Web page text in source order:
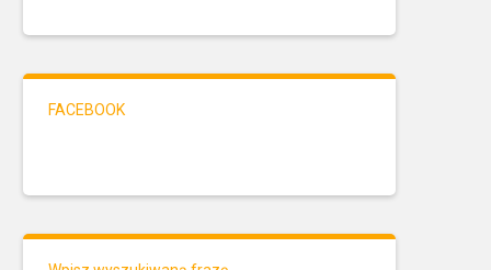
FACEBOOK